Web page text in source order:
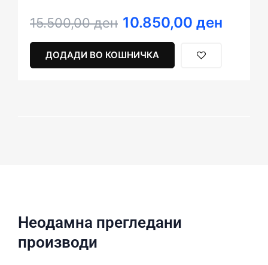
15.500,00ден
Original
was:
15.500,00 ден.
10.850,00 ден
Current
10.850,00 ден.
ДОДАДИ ВО КОШНИЧКА
Неодамна прегледани
производи